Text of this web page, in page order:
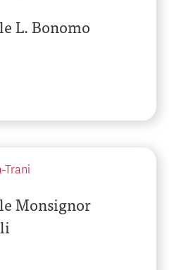
L. Bonomo
Trani
Monsignor